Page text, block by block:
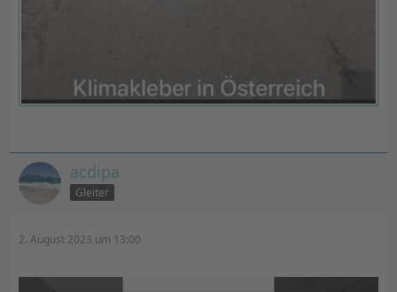
acdipa
Gleiter
2. August 2023 um 13:00